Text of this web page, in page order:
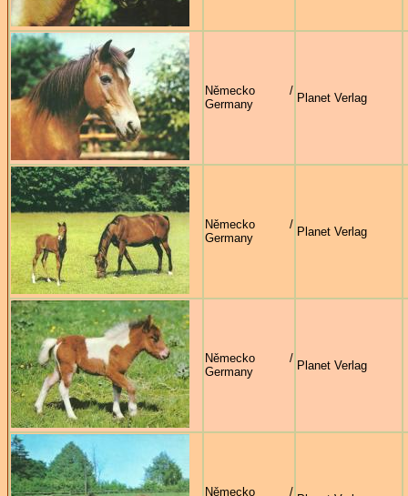
Německo /
Germany
Planet Verlag
Německo /
Germany
Planet Verlag
Německo /
Germany
Planet Verlag
Německo /